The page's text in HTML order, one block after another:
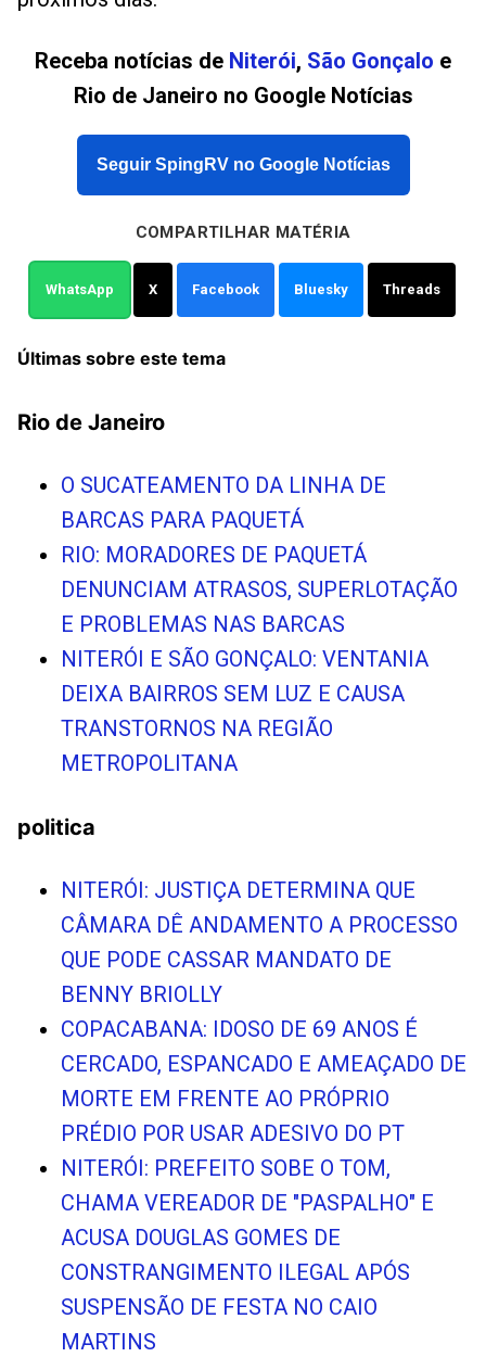
Receba notícias de Niterói, São Gonçalo e
Rio de Janeiro no Google Notícias
Seguir SpingRV no Google Notícias
COMPARTILHAR MATÉRIA
WhatsApp X Facebook Bluesky Threads
Últimas sobre este tema
Rio de Janeiro
O SUCATEAMENTO DA LINHA DE
BARCAS PARA PAQUETÁ
RIO: MORADORES DE PAQUETÁ
DENUNCIAM ATRASOS, SUPERLOTAÇÃO
E PROBLEMAS NAS BARCAS
NITERÓI E SÃO GONÇALO: VENTANIA
DEIXA BAIRROS SEM LUZ E CAUSA
TRANSTORNOS NA REGIÃO
METROPOLITANA
politica
NITERÓI: JUSTIÇA DETERMINA QUE
CÂMARA DÊ ANDAMENTO A PROCESSO
QUE PODE CASSAR MANDATO DE
BENNY BRIOLLY
COPACABANA: IDOSO DE 69 ANOS É
CERCADO, ESPANCADO E AMEAÇADO DE
MORTE EM FRENTE AO PRÓPRIO
PRÉDIO POR USAR ADESIVO DO PT
NITERÓI: PREFEITO SOBE O TOM,
CHAMA VEREADOR DE "PASPALHO" E
ACUSA DOUGLAS GOMES DE
CONSTRANGIMENTO ILEGAL APÓS
SUSPENSÃO DE FESTA NO CAIO
MARTINS